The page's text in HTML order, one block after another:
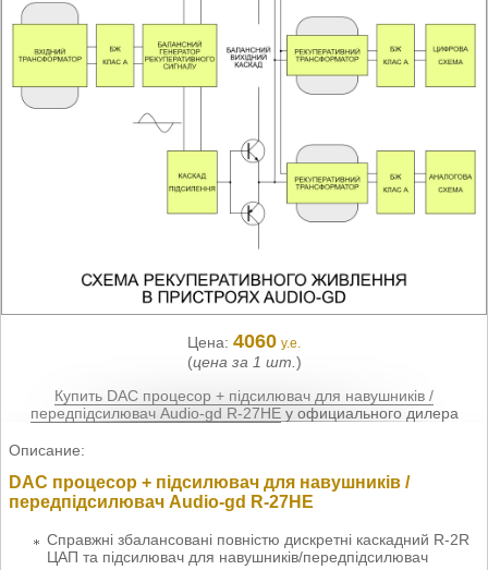
Цена: 4060 у.е.
(цена за 1 шт. )
Купить DAC процесор + підсилювач для навушників /
передпідсилювач Audio-gd R-27HEу официального дилера
Описание:
DAC процесор + підсилювач для навушників /
передпідсилювач Audio-gd R-27HE
Справжні збалансовані повністю дискретні каскадний R-2R
ЦАП та підсилювач для навушників/передпідсилювач